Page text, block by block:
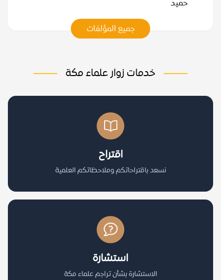
جميع المؤلفات
خدمات زوار علماء مكة
اقتراح
نسعد باقتراحاتكم وملاحظاتكم العلمية
استشارة
الاستشارة بشأن تراجم علماء مكة